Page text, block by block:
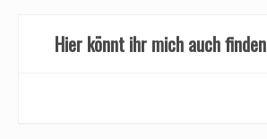
Hier könnt ihr mich auch finden